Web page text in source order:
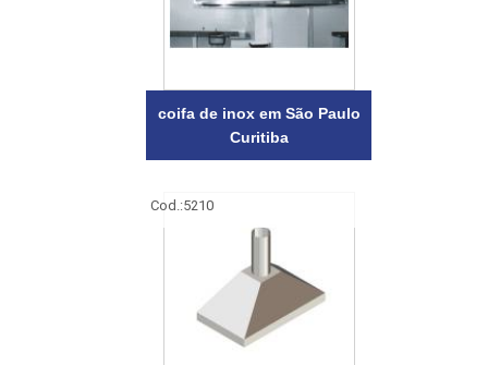
coifa de inox em São Paulo
Curitiba
Cod.:5210